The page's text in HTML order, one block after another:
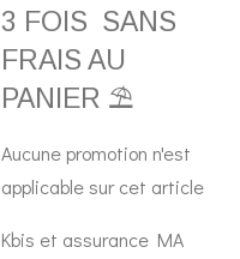
3 FOIS SANS
FRAIS AU
PANIER ⛱️
Aucune promotion n'est
applicable sur cet article
Kbis et assurance MA